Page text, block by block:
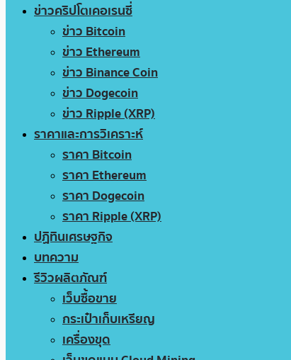
ข่าวคริปโตเคอเรนซี่
ข่าว Bitcoin
ข่าว Ethereum
ข่าว Binance Coin
ข่าว Dogecoin
ข่าว Ripple (XRP)
ราคาและการวิเคราะห์
ราคา Bitcoin
ราคา Ethereum
ราคา Dogecoin
ราคา Ripple (XRP)
ปฏิทินเศรษฐกิจ
บทความ
รีวิวผลิตภัณฑ์
เว็บซื้อขาย
กระเป๋าเก็บเหรียญ
เครื่องขุด